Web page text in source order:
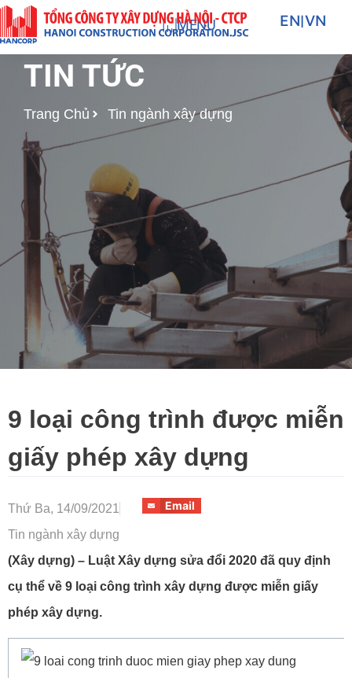
Nhảy
tới
nội
dung
MENU EN|VN
TIN TỨC
Trang Chủ Tin ngành xây dựng
9 loại công trình được miễn
giấy phép xây dựng
Thứ Ba, 14/09/2021
Tin ngành xây dựng
Email
(Xây dựng) – Luật Xây dựng sửa đổi 2020 đã quy định
cụ thể về 9 loại công trình xây dựng được miễn giấy
phép xây dựng.